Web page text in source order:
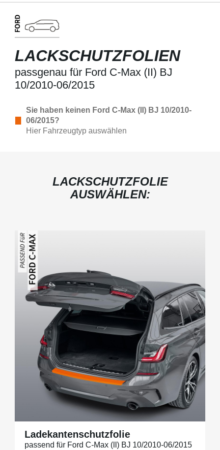
LACKSCHUTZFOLIEN
passgenau für Ford C-Max (II) BJ
10/2010-06/2015
Sie haben keinen Ford C-Max (II) BJ 10/2010-
06/2015?
Hier Fahrzeugtyp auswählen
LACKSCHUTZFOLIE
AUSWÄHLEN:
Ladekantenschutzfolie
passend für Ford C-Max (II) BJ 10/2010-06/2015